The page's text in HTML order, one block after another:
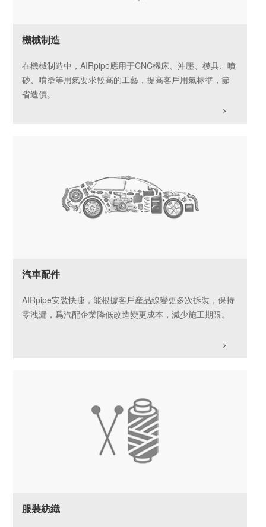
機械制造
在機械制造中，AIRpipe應用于CNC機床、沖壓、模具、噴
砂、噴塗等用氣要求較高的工藝，提高客戶用氣标準，節
省造價。
汽車配件
AIRpipe安裝快捷，能根據客戶産品線變更多次拆裝，保持
零洩漏，爲汽配企業降低改造變更成本，減少施工期限。
服裝紡織